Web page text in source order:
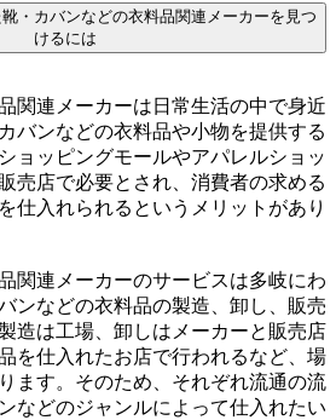
・カバンなどの衣料品関連メーカーを見つ
けるには
関連メーカーは日常生活の中で身近
バンなどの衣料品や小物を提供する
ョッピングモールやアパレルショッ
売店で必要とされ、消費者の求める
仕入れられるというメリットがあり
関連メーカーのサービスは多岐にわ
ンなどの衣料品の製造、卸し、販売
造は工場、卸しはメーカーと販売店
を仕入れたお店で行われるなど、場
ます。そのため、それぞれ流通の流
などのジャンルによって仕入れたい